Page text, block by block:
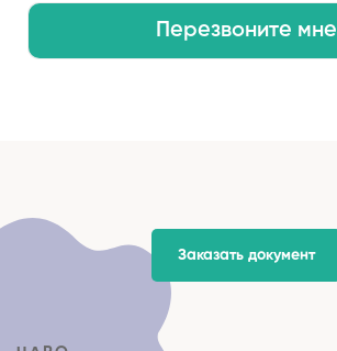
Перезвоните мне
Заказать документ